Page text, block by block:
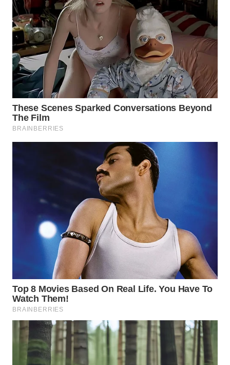
ADVOKAT
WAHANA
INFRASTRUKTUR
WAHANA
KONSUMEN
WAHANA
LISTRIK
WAHANANEWS
ID
WAHANANEWS
CO ID
WAHANANEWS
NET
WAHANA
SPORT